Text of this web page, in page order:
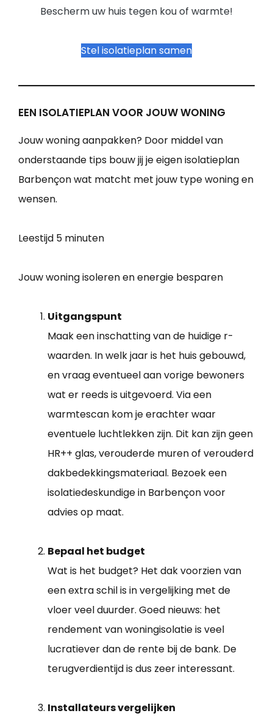
Bescherm uw huis tegen kou of warmte!
Stel isolatieplan samen
EEN ISOLATIEPLAN VOOR JOUW WONING
Jouw woning aanpakken? Door middel van
onderstaande tips bouw jij je eigen isolatieplan
Barbençon wat matcht met jouw type woning en
wensen.
Leestijd 5 minuten
Jouw woning isoleren en energie besparen
Uitgangspunt
Maak een inschatting van de huidige r-
waarden. In welk jaar is het huis gebouwd,
en vraag eventueel aan vorige bewoners
wat er reeds is uitgevoerd. Via een
warmtescan kom je erachter waar
eventuele luchtlekken zijn. Dit kan zijn geen
HR++ glas, verouderde muren of verouderd
dakbedekkingsmateriaal. Bezoek een
isolatiedeskundige in Barbençon voor
advies op maat.
Bepaal het budget
Wat is het budget? Het dak voorzien van
een extra schil is in vergelijking met de
vloer veel duurder. Goed nieuws: het
rendement van woningisolatie is veel
lucratiever dan de rente bij de bank. De
terugverdientijd is dus zeer interessant.
Installateurs vergelijken